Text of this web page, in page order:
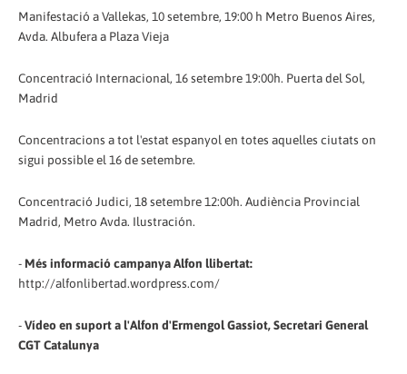
Manifestació a Vallekas, 10 setembre, 19:00 h Metro Buenos Aires,
Avda. Albufera a Plaza Vieja
Concentració Internacional, 16 setembre 19:00h. Puerta del Sol,
Madrid
Concentracions a tot l'estat espanyol en totes aquelles ciutats on
sigui possible el 16 de setembre.
Concentració Judici, 18 setembre 12:00h. Audiència Provincial
Madrid, Metro Avda. Ilustración.
- Més informació campanya Alfon llibertat:
http://alfonlibertad.wordpress.com/
-Vídeo en suport a l'Alfon d'Ermengol Gassiot, Secretari General
CGT Catalunya